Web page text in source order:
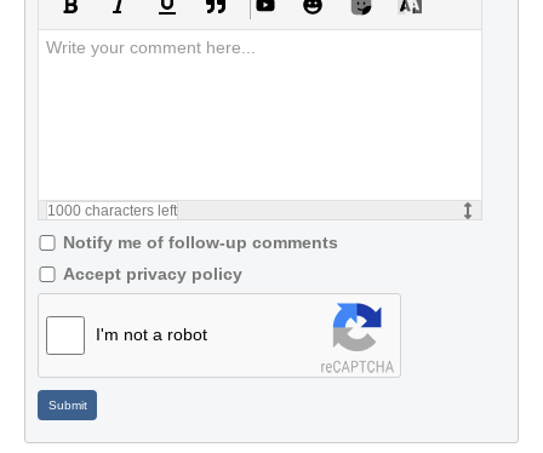
1000 characters left
Notify me of follow-up comments
Accept privacy policy
I'm not a robot
Submit